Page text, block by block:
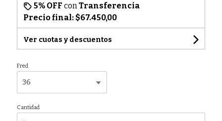
5% OFF con Transferencia
Precio final: $67.450,00
Ver cuotas y descuentos
Fred
Cantidad